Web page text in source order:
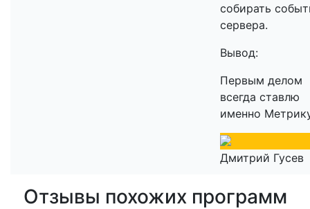
собирать
сервера.
Вывод:
Первым делом
всегда ставлю
именно
Дмитрий Гусев
Отзывы похожих программ